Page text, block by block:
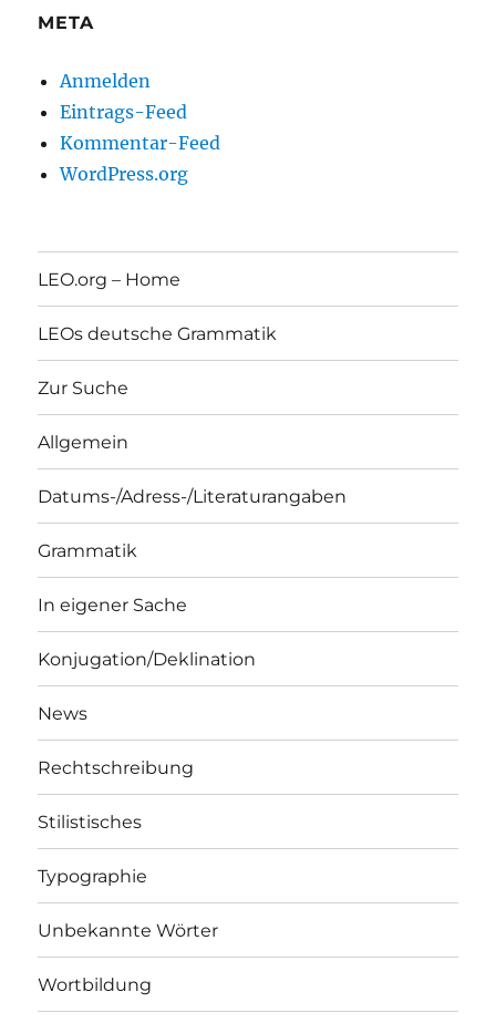
META
Anmelden
Eintrags-Feed
Kommentar-Feed
WordPress.org
LEO.org – Home
LEOs deutsche Grammatik
Zur Suche
Allgemein
Datums-/Adress-/Literaturangaben
Grammatik
In eigener Sache
Konjugation/Deklination
News
Rechtschreibung
Stilistisches
Typographie
Unbekannte Wörter
Wortbildung